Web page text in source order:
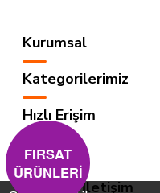
Kurumsal
Kategorilerimiz
Hızlı Erişim
Sosyal
Adres & İletişim
FIRSAT
ÜRÜNLERİ